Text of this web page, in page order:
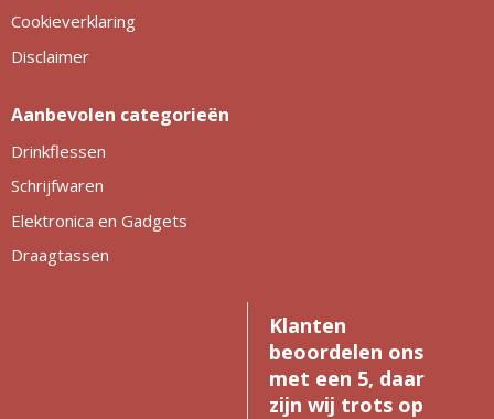
Cookieverklaring
Disclaimer
Aanbevolen categorieën
Drinkflessen
Schrijfwaren
Elektronica en Gadgets
Draagtassen
Klanten
beoordelen ons
met een 5, daar
zijn wij trots op